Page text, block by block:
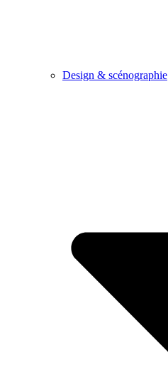
Design & scénographie